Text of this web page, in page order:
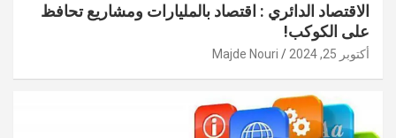
الاقتصاد الدائري : اقتصاد بالمليارات ومشاريع تحافظ
على الكوكب!
أكتوبر 25, 2024 Majde Nouri